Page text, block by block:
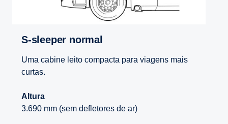
S-sleeper normal
Uma cabine leito compacta para viagens mais
curtas.
Altura
3.690 mm (sem defletores de ar)